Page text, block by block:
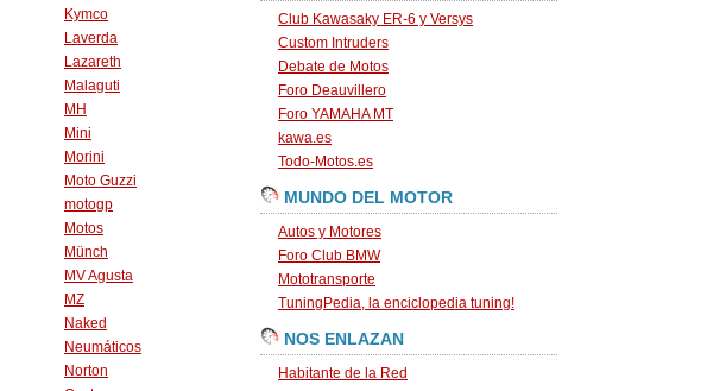
Kymco
Laverda
Lazareth
Malaguti
MH
Mini
Morini
Moto Guzzi
motogp
Motos
Münch
MV Agusta
MZ
Naked
Neumáticos
Norton
Club Kawasaky ER-6 y Versys
Custom Intruders
Debate de Motos
Foro Deauvillero
Foro YAMAHA MT
kawa.es
Todo-Motos.es
MUNDO DEL MOTOR
Autos y Motores
Foro Club BMW
Mototransporte
TuningPedia, la enciclopedia tuning!
NOS ENLAZAN
Habitante de la Red